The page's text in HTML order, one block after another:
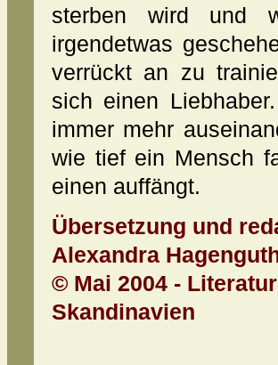
sterben wird und
irgendetwas
verrückt an zu
sich einen
immer mehr
wie tief ein Mensch
einen auffängt.
Übersetzung und
Alexandra
© Mai 2004 -
Skandinavien